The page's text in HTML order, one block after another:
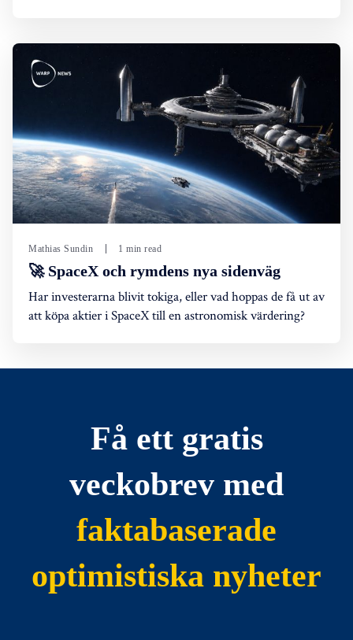
Mathias Sundin 1 min read
🚀 SpaceX och rymdens nya sidenväg
Har investerarna blivit tokiga, eller vad hoppas de få ut av
att köpa aktier i SpaceX till en astronomisk värdering?
Få ett gratis
veckobrev med
faktabaserade
optimistiska nyheter